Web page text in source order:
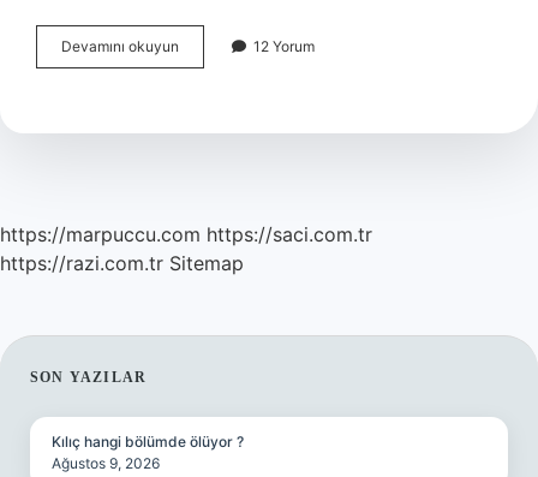
Devamını okuyun
Lahanası
Yapılabilir
12 Yorum
https://marpuccu.com https://saci.com.tr
https://razi.com.tr Sitemap
SIDEBAR
SON YAZILAR
Kılıç hangi bölümde ölüyor ?
Ağustos 9, 2026